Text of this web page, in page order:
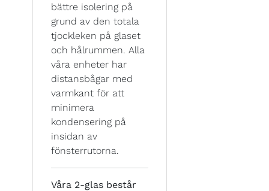
bättre isolering på
grund av den totala
tjockleken på glaset
och hålrummen. Alla
våra enheter har
distansbågar med
varmkant för att
minimera
kondensering på
insidan av
fönsterrutorna.
Våra 2-glas består